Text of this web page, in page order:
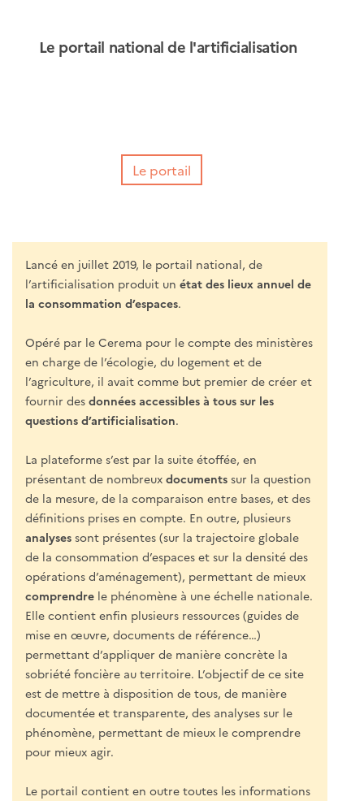
Le portail national de l'artificialisation
Le portail
Lancé en juillet 2019, le portail national, de
l’artificialisation produit un état des lieux annuel de
la consommation d’espaces.
Opéré par le Cerema pour le compte des ministères
en charge de l’écologie, du logement et de
l’agriculture, il avait comme but premier de créer et
fournir des données accessibles à tous sur les
questions d’artificialisation.
La plateforme s’est par la suite étoffée, en
présentant de nombreux documents sur la question
de la mesure, de la comparaison entre bases, et des
définitions prises en compte. En outre, plusieurs
analyses sont présentes (sur la trajectoire globale
de la consommation d’espaces et sur la densité des
opérations d’aménagement), permettant de mieux
comprendre le phénomène à une échelle nationale.
Elle contient enfin plusieurs ressources (guides de
mise en œuvre, documents de référence…)
permettant d’appliquer de manière concrète la
sobriété foncière au territoire. L’objectif de ce site
est de mettre à disposition de tous, de manière
documentée et transparente, des analyses sur le
phénomène, permettant de mieux le comprendre
pour mieux agir.
Le portail contient en outre toutes les informations